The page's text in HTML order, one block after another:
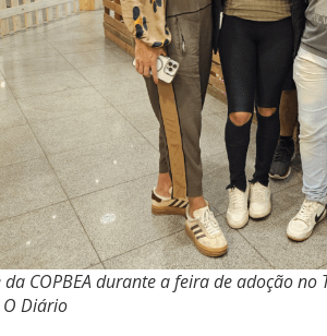
da COPBEA durante a feira de adoção
Diário